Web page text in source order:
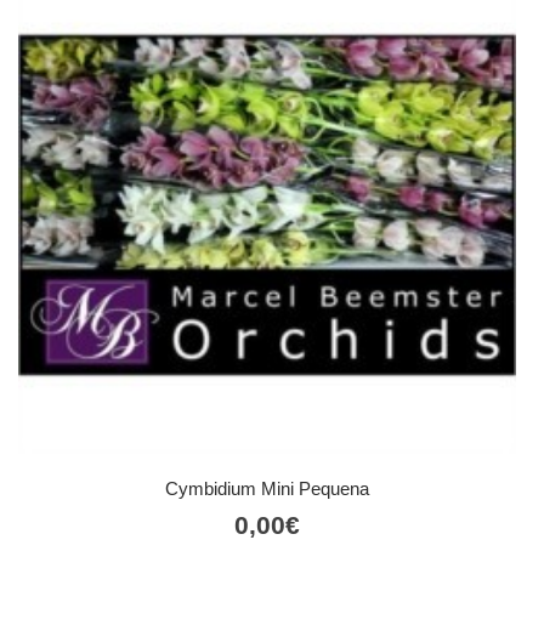
Cymbidium Mini Pequena
0,00€